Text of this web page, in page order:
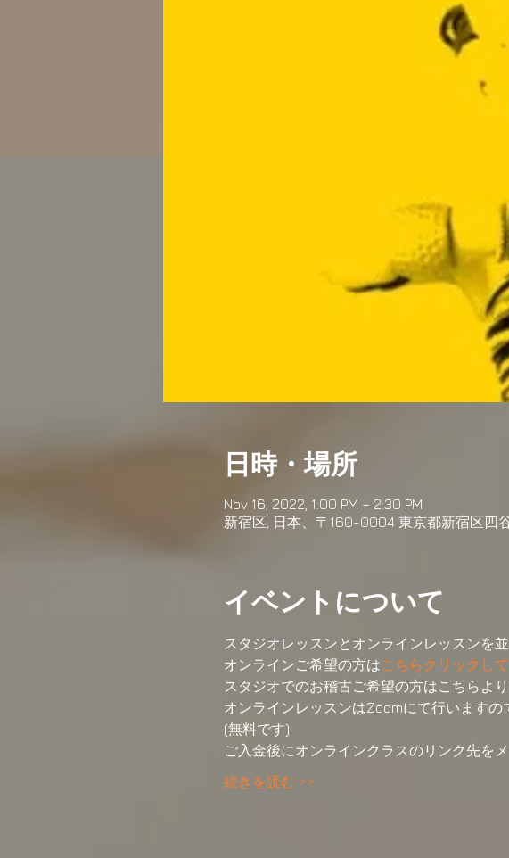
日時・場所
Nov 16, 2022, 1:00 PM – 2:30 PM
新宿区, 日本、〒160-0004 東京都新宿区四
イベントについて
スタジオレッスンとオンラインレッスンを
オンラインご希望の方はこちらクリックして
スタジオでのお稽古ご希望の方はこちらより
オンラインレッスンはZoomにて行いますの
(無料です)
ご入金後にオンラインクラスのリンク先を
続きを読む >>